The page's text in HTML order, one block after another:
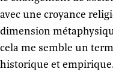
avec une croyance
dimension
cela me semble un
historique et